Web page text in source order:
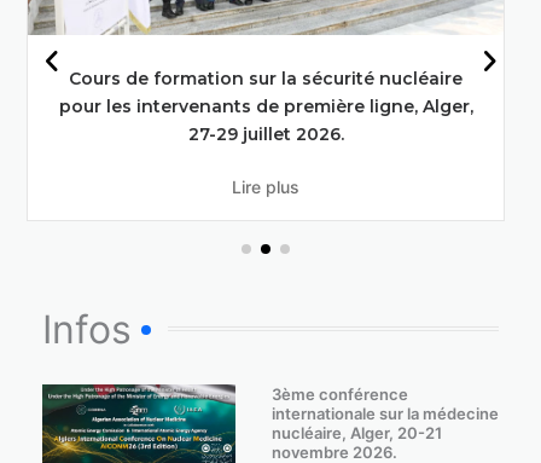
Deuxième réunion du conseil d’administration
du commissariat à l’énergie atomique en session
ordinaire .
Lire plus
Infos
3ème conférence
internationale sur la médecine
nucléaire, Alger, 20-21
novembre 2026.